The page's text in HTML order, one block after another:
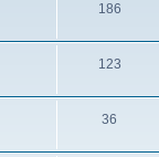
186
123
36